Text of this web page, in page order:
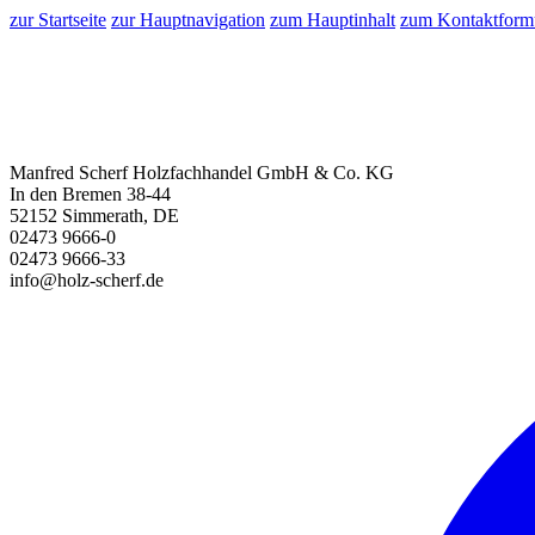
zur Startseite zur Hauptnavigation zum Hauptinhalt zum
Manfred Scherf Holzfachhandel GmbH & Co. KG
In den Bremen 38-44
52152 Simmerath, DE
02473 9666-0
02473 9666-33
info@holz-scherf.de